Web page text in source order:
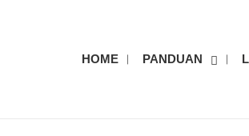
HOME PANDUAN